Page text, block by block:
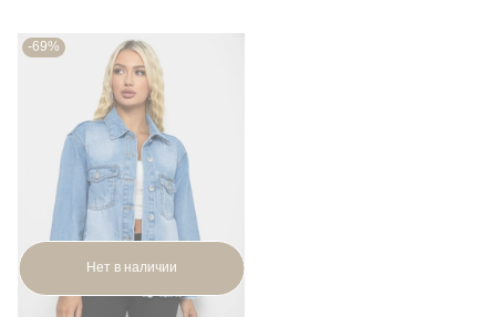
-69%
Нет в наличии